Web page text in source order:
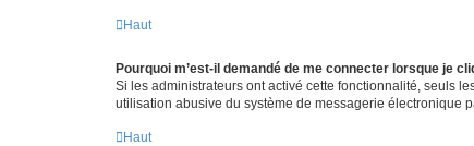
Haut
Pourquoi m’est-il demandé de me connecter lorsque je
Si les administrateurs ont activé cette fonctionnalité, seuls
utilisation abusive du système de messagerie électronique
Haut